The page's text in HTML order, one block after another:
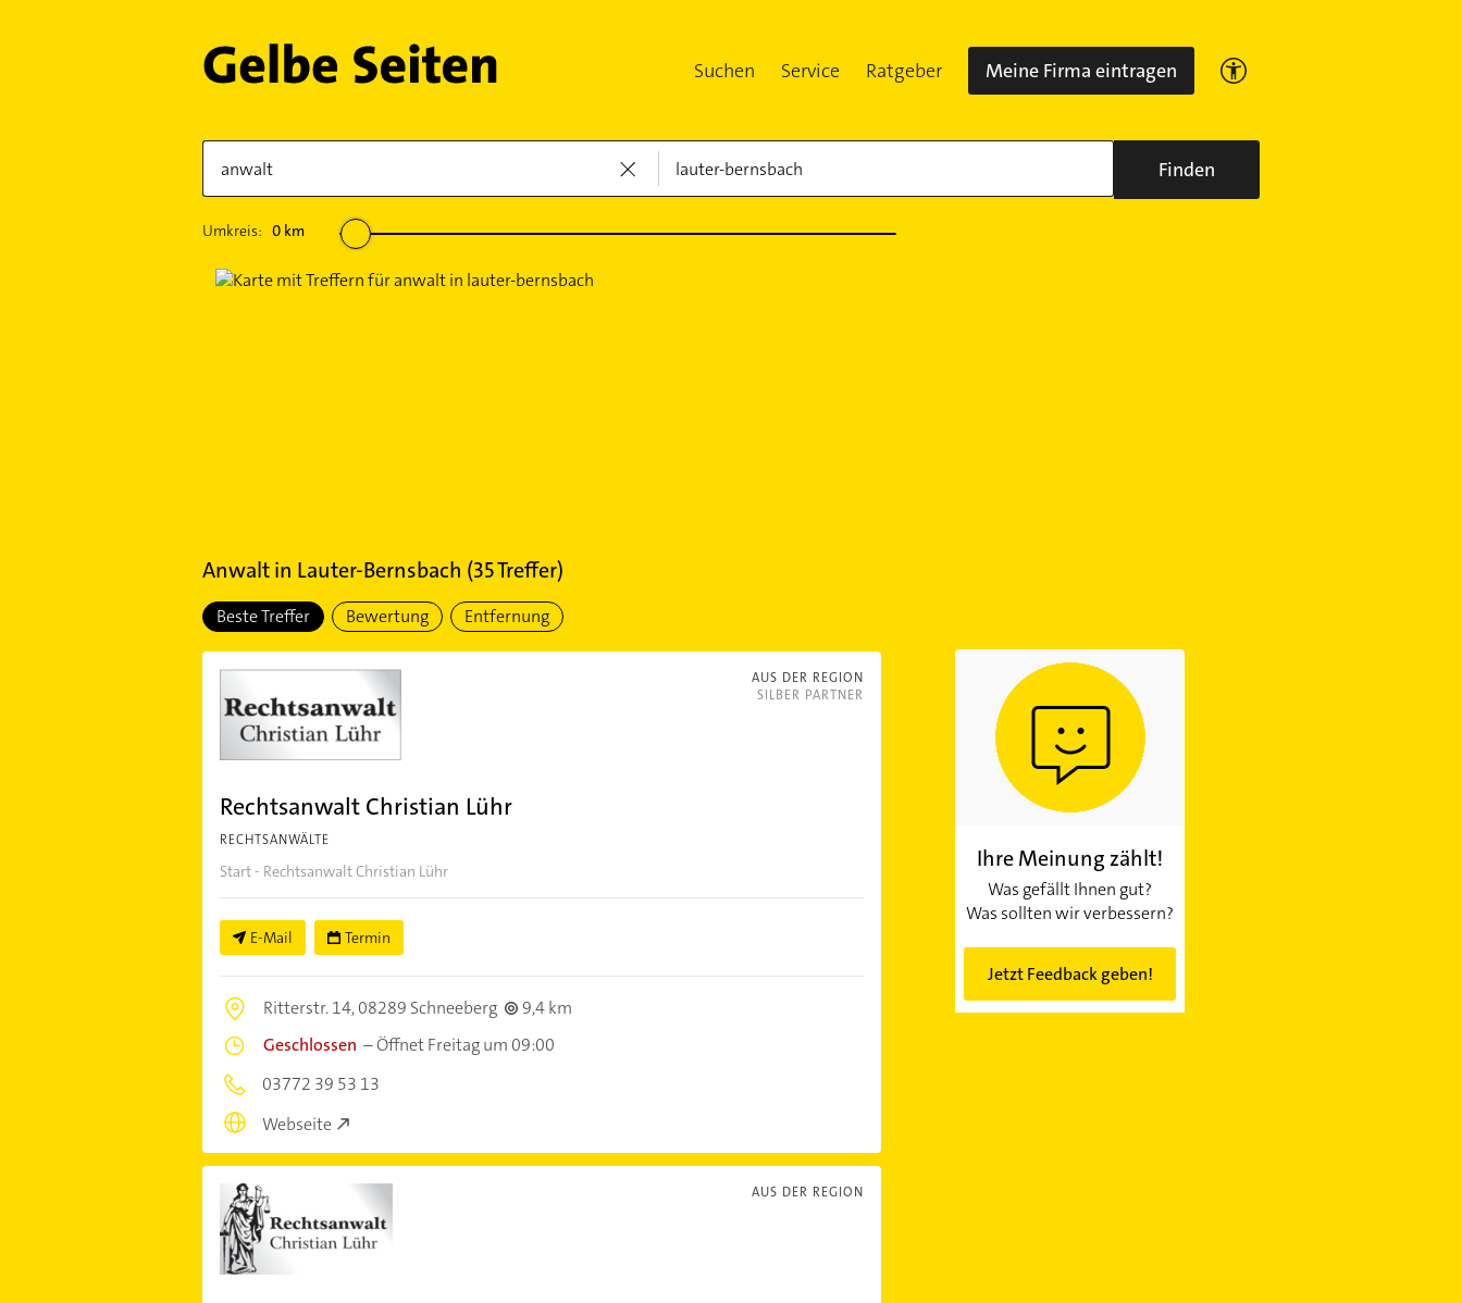
Suchen Service Ratgeber Meine Firma eintragen
Finden
Umkreis: 0km
Anwaltin Lauter-Bernsbach (35Treffer)
Beste Treffer Bewertung Entfernung
AUS DER REGION
SILBER PARTNER
Rechtsanwalt Christian Lühr
RECHTSANWÄLTE
Start - Rechtsanwalt Christian Lühr
E-Mail Termin
Ritterstr. 14,08289 Schneeberg
9,4 km
Geschlossen –Öffnet Freitag um 09:00
03772 39 53 13
Webseite
AUS DER REGION
Ihre Meinung zählt!
Was gefällt Ihnen gut?
Was sollten wir verbessern?
Jetzt Feedback geben!